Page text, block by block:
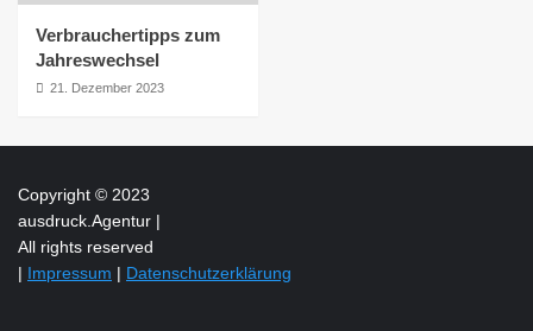
Verbrauchertipps zum
Jahreswechsel
21. Dezember 2023
Copyright © 2023
ausdruck.Agentur |
All rights reserved
| Impressum | Datenschutzerklärung